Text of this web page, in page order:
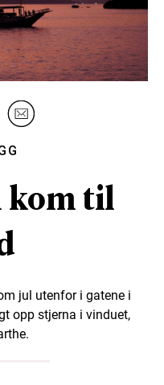
kom til
jul utenfor i gatene i
opp stjerna i vinduet,